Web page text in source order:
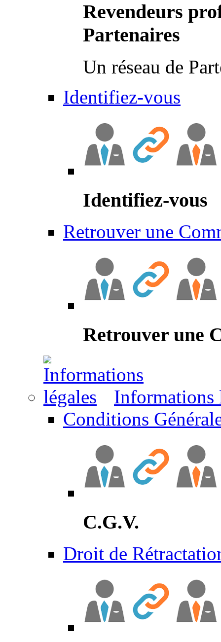
Revendeurs
Partenaires
Un réseau de
Identifiez-vous
Identifiez-vous
Retrouver une
Retrouver une
Informations
Conditions
C.G.V.
Droit de